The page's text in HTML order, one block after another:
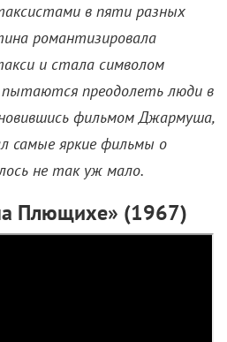
в пяти разных
романтизировала
и стала символом
пытаются преодолеть люди в
фильмом Джармуша,
самые яркие фильмы о
не так уж мало.
Плющихе» (1967)